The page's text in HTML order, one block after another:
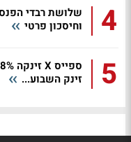
4
שלושת רבדי
וחיסכון פרטי
5
זינק השבוע...